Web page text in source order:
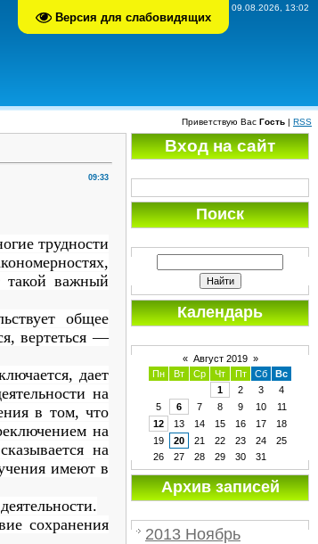
Версия для слабовидящих
Воскресенье, 09.08.2026, 13:02
Приветствую Вас Гость | RSS
09:33
трудности
такой важный
общее
вертеться —
дает
на
в том, что
на
на
имеют в
сохранения
Вход на сайт
Поиск
Календарь
« Август 2019 »
Пн
Вт Ср Чт Пт Сб
Вс
1
2 3
4
5
6 7 8 9 10
11
12
13 14 15 16 17
18
19
20 21 22 23 24
25
26
27 28 29 30 31
Архив записей
2013 Ноябрь